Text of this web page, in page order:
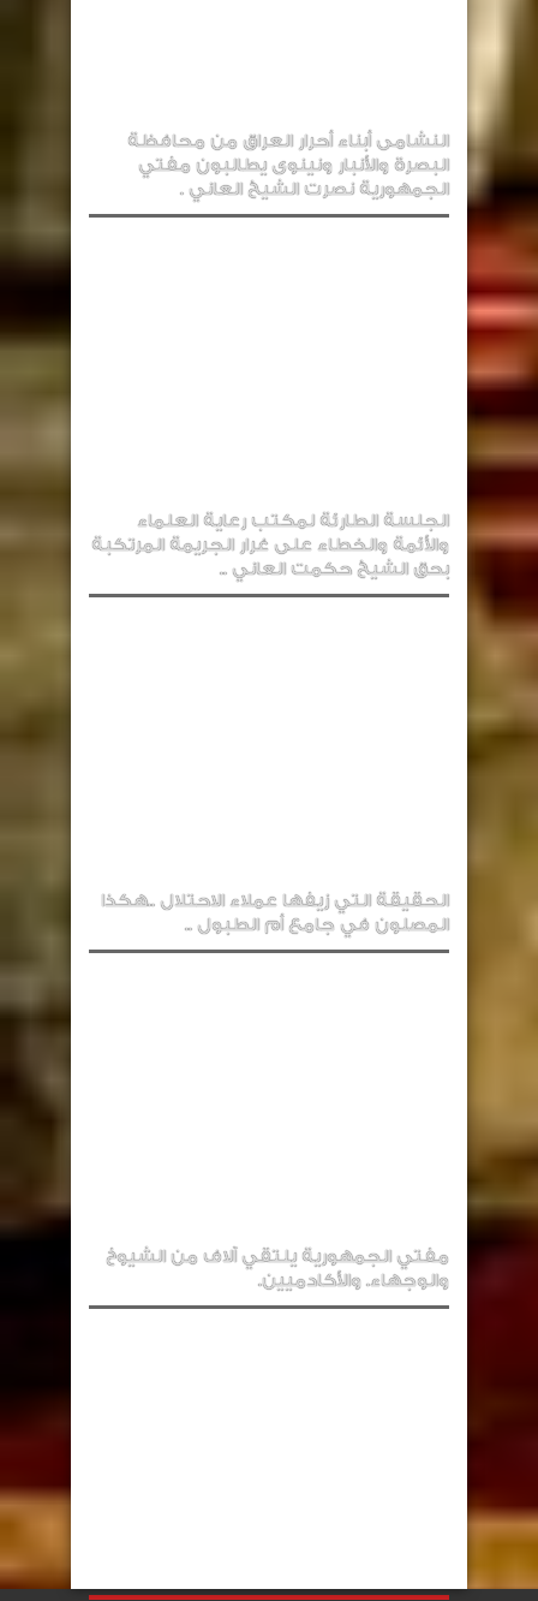
النشامى أبناء أحرار العراق من محافظة
البصرة والأنبار ونينوى يطالبون مفتي
الجمهورية نصرت الشيخ العاني .
الجلسة الطارئة لمكتب رعاية العلماء
والأئمة والخطاء على غرار الجريمة المرتكبة
بحق الشيخ حكمت العاني ..
الحقيقة التي زيفها عملاء الاحتلال ..هكذا
المصلون في جامع أم الطبول ..
مفتي الجمهورية يلتقي آلاف من الشيوخ
والوجهاء. والأكادميين.